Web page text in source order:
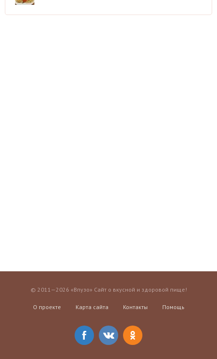
© 2011—2026 «Впузо» Сайт о вкусной и здоровой пище!
О проекте Карта сайта Контакты Помощь